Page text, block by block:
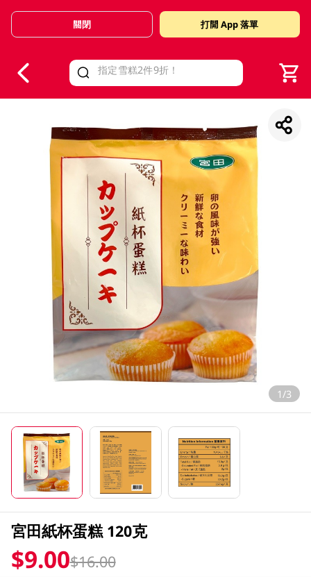
Valid Until 30 June 2026
關閉 打開 App 落單
1/3
宮田紙杯蛋糕 120克
$9.00$16.00